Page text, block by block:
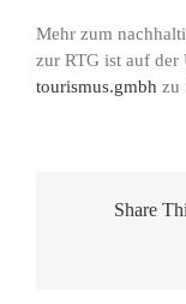
Mehr zum
zur RTG ist auf der
tourismus.gmbh zu
Share